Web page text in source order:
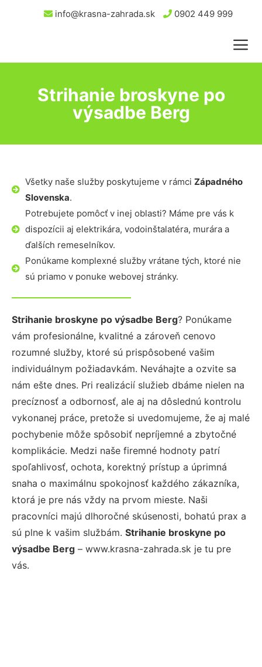
info@krasna-zahrada.sk 0902 449 999
Strihanie broskyne po
výsadbe Berg
Všetky naše služby poskytujeme v rámci Západného
Slovenska.
Potrebujete pomôcť v inej oblasti? Máme pre vás k
dispozícii aj elektrikára, vodoinštalatéra, murára a
ďalších remeselníkov.
Ponúkame komplexné služby vrátane tých, ktoré nie
sú priamo v ponuke webovej stránky.
Strihanie broskyne po výsadbe Berg? Ponúkame
vám profesionálne, kvalitné a zároveň cenovo
rozumné služby, ktoré sú prispôsobené vašim
individuálnym požiadavkám. Neváhajte a ozvite sa
nám ešte dnes. Pri realizácií služieb dbáme nielen na
precíznosť a odbornosť, ale aj na dôslednú kontrolu
vykonanej práce, pretože si uvedomujeme, že aj malé
pochybenie môže spôsobiť nepríjemné a zbytočné
komplikácie. Medzi naše firemné hodnoty patrí
spoľahlivosť, ochota, korektný prístup a úprimná
snaha o maximálnu spokojnosť každého zákazníka,
ktorá je pre nás vždy na prvom mieste. Naši
pracovníci majú dlhoročné skúsenosti, bohatú prax a
sú plne k vašim službám. Strihanie broskyne po
výsadbe Berg – www.krasna-zahrada.sk je tu pre
vás.